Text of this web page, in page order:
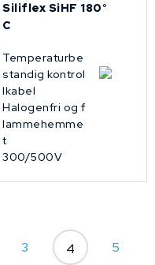
Siliflex SiHF 180°
C
Temperaturbe
standig kontrol
lkabel
Halogenfri og f
lammehemme
t
300/500V
3 4 5